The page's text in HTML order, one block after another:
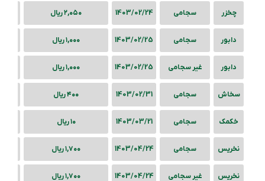
چخزر سجامی 1403/02/24 ۲,۰۵۰ ریال
دابور سجامی 1403/02/25 ۱,۰۰۰ ریال
دابور غیر سجامی 1403/02/25 ۱,۰۰۰ ریال
سخاش سجامی 1403/02/31 ۴۰۰ ریال
خکمک سجامی 1403/03/21 ۱۰ ریال
نخریس سجامی 1403/04/24 ۱,۷۰۰ ریال
نخریس غیر سجامی 1403/04/24 ۱,۷۰۰ ریال